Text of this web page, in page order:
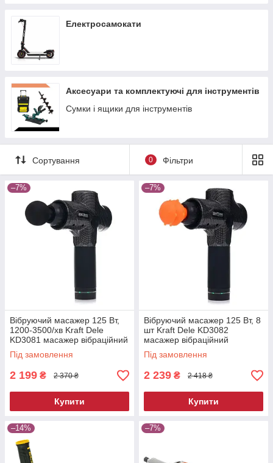
Електросамокати
Аксесуари та комплектуючі для інструментів
Сумки і ящики для інструментів
Сортування 0 Фільтри
–7%
Вібруючий масажер 125 Вт,
1200-3500/хв Kraft Dele
KD3081 масажер вібраційний
Під замовлення
2 199 ₴ 2 370 ₴
Купити
–7%
Вібруючий масажер 125 Вт, 8
шт Kraft Dele KD3082
масажер вібраційний
Під замовлення
2 239 ₴ 2 418 ₴
Купити
–14% –7%